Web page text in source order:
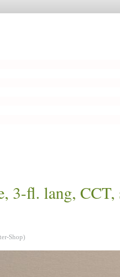
3-fl. lang, CCT,
Shop)